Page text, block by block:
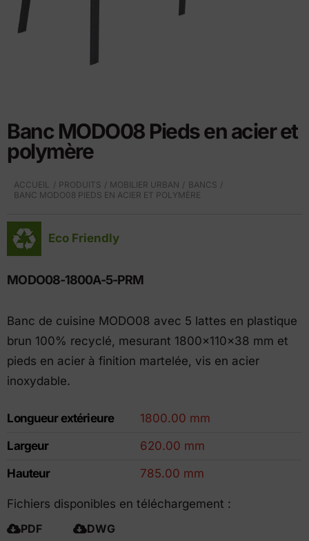
Banc MODO08 Pieds en acier et
polymère
ACCUEIL PRODUITS MOBILIER URBAN
BANCS
BANC MODO08 PIEDS EN ACIER ET POLYMÈRE
Eco Friendly
MODO08-1800A-5-PRM
Banc de cuisine MODO08 avec 5 lattes en plastique
brun 100% recyclé, mesurant 1800x110x38 mm et
pieds en acier à finition martelée, vis en acier
inoxydable.
Longueur extérieure
1800.00 mm
Largeur
620.00 mm
Hauteur
785.00 mm
Fichiers disponibles en téléchargement :
PDF
DWG